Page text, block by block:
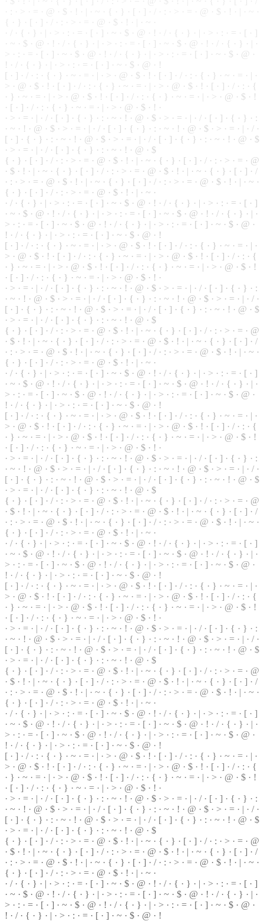
{ · } · [ · ] · / · : · > · = · @ · $ · ! · | · ~ ·
· / · { · } · | · > · : ·
· [ · ] · ~ · $ · @ · ! · / · { · } · | · > · : · = · [ · ]
· ~ · $ · @ · ! · / · { · } · | · > · : · = · [ · ] · ~ · $ · @ · ! · / · { · } · | ·
> · : · = · [ · ] · ~ · $ · @ · ! · / · { · } · | · > · : · = · [ · ] · ~ · $ · @ ·
! ·
· { · } · | · > · : · = · [ · ] · ~ · $ · @ · !
[ · ] · / · : · { · } · ~ · = · | · > · @ · $ · ! · [ · ] · / · : · { · } · ~ · = · | ·
> · @ · $ · ! · [ · ] · / · : · { · } · ~ · = · | · > · @ · $ · ! · [ · ] · / · : · {
· } · ~ · = · | · > · @ · $ · ! · [ · ] · / · : · { · } · ~ · = · | · > · @ · $ · !
· [ · ] · / · : · { · } · ~ · = · | · > · @ · $ · ! ·
· > · = · | · / · [ · ] · { · } · : · ~ · ! · @ · $ · > · = · | · / · [ · ] · { · } · :
· ~ · ! · @ · $ · > · = · | · / · [ · ] · { · } · : · ~ · ! · @ · $ · > · = · | · / ·
[ · ] · { · } · : · ~ · ! · @ · $ · > · = · | · / · [ · ] · { · } · : · ~ · ! · @ · $
· > · = · | · / · [ · ] · { · } · : · ~ · ! · @ · $
{ · } · [ · ] · / · : · > · = · @ · $ · ! · | · ~ · { · } · [ · ] · / · : · > · = · @
· $ · ! · | · ~ · { · } · [ · ] · / · : · > · = · @ · $ · ! · | · ~ · { · } · [ · ] · /
· : · > · = · @ · $ · ! · | · ~ · { · } · [ · ] · / · : · > · = · @ · $ · ! · | · ~ ·
{ · } · [ · ] · / · : · > · = · @ · $ · ! · | · ~ ·
· / · { · } · | · > · : · = · [ · ] · ~ · $ · @ · ! · / · { · } · | · > · : · = · [ · ]
· ~ · $ · @ · ! · / · { · } · | · > · : · = · [ · ] · ~ · $ · @ · ! · / · { · } · | ·
> · : · = · [ · ] · ~ · $ · @ · ! · / · { · } · | · > · : · = · [ · ] · ~ · $ · @ ·
! · / · { · } · | · > · : · = · [ · ] · ~ · $ · @ · !
[ · ] · / · : · { · } · ~ · = · | · > · @ · $ · ! · [ · ] · / · : · { · } · ~ · = · | ·
> · @ · $ · ! · [ · ] · / · : · { · } · ~ · = · | · > · @ · $ · ! · [ · ] · / · : · {
· } · ~ · = · | · > · @ · $ · ! · [ · ] · / · : · { · } · ~ · = · | · > · @ · $ · !
· [ · ] · / · : · { · } · ~ · = · | · > · @ · $ · ! ·
· > · = · | · / · [ · ] · { · } · : · ~ · ! · @ · $ · > · = · | · / · [ · ] · { · } · :
· ~ · ! · @ · $ · > · = · | · / · [ · ] · { · } · : · ~ · ! · @ · $ · > · = · | · / ·
[ · ] · { · } · : · ~ · ! · @ · $ · > · = · | · / · [ · ] · { · } · : · ~ · ! · @ · $
· > · = · | · / · [ · ] · { · } · : · ~ · ! · @ · $
{ · } · [ · ] · / · : · > · = · @ · $ · ! · | · ~ · { · } · [ · ] · / · : · > · = · @
· $ · ! · | · ~ · { · } · [ · ] · / · : · > · = · @ · $ · ! · | · ~ · { · } · [ · ] · /
· : · > · = · @ · $ · ! · | · ~ · { · } · [ · ] · / · : · > · = · @ · $ · ! · | · ~ ·
{ · } · [ · ] · / · : · > · = · @ · $ · ! · | · ~ ·
· / · { · } · | · > · : · = · [ · ] · ~ · $ · @ · ! · / · { · } · | · > · : · = · [ · ]
· ~ · $ · @ · ! · / · { · } · | · > · : · = · [ · ] · ~ · $ · @ · ! · / · { · } · | ·
> · : · = · [ · ] · ~ · $ · @ · ! · / · { · } · | · > · : · = · [ · ] · ~ · $ · @ ·
! · / · { · } · | · > · : · = · [ · ] · ~ · $ · @ · !
[ · ] · / · : · { · } · ~ · = · | · > · @ · $ · ! · [ · ] · / · : · { · } · ~ · = · | ·
> · @ · $ · ! · [ · ] · / · : · { · } · ~ · = · | · > · @ · $ · ! · [ · ] · / · : · {
· } · ~ · = · | · > · @ · $ · ! · [ · ] · / · : · { · } · ~ · = · | · > · @ · $ · !
· [ · ] · / · : · { · } · ~ · = · | · > · @ · $ · ! ·
· > · = · | · / · [ · ] · { · } · : · ~ · ! · @ · $ · > · = · | · / · [ · ] · { · } · :
· ~ · ! · @ · $ · > · = · | · /· [ · ] · { · } · : · ~ · ! · @ · $ · > · = · | · / ·
[ · ] · { · } · : · ~ · ! · @ · $ · > · = · | · / · [ · ] · { · } · : · ~ · ! · @ · $
· > · = · | · /· [ · ] · { · } · : · ~ · ! · @ · $
{ · } · [ · ] · / · : · > · = · @ · $ · ! · | · ~ · { · } · [ · ] · / · : · > · = · @
· $ · ! · | · ~ · { · } · [ · ] · / · : · > · = · @ · $ · ! · | · ~ · { · } · [ · ] · /
· : · > · = · @ · $ · ! · | · ~ · { · } · [ · ] · / · : · > · = · @ · $ · ! · | · ~ ·
{ · } · [ · ] · /· : · > · = · @ · $ · ! · | · ~ ·
· / · { · } · | · > · : · = · [ · ] · ~ · $ · @ · ! · / · { · } · | · > · : · = · [ · ]
· ~ · $ · @ · ! · / · { · } · | · > · : · = · [ · ] · ~ · $ · @ · ! · /· { · } · | ·
> · : · = · [ · ] · ~ · $ · @ · ! · / · { · } · | · > · : · = · [ · ] · ~ · $ · @ ·
! · / · { · } · | · > · : · = · [ · ] · ~ · $ · @ · !
[ · ] · / · : · { · } · ~ · = · | · > · @ · $ · ! · [ · ] · / · : · { · } · ~ · = · | ·
> · @ · $ · ! · [ · ] · / · : · { · } · ~ · = · | · > · @ · $ · ! · [ · ] · / · : · {
· } · ~ · = · | · > · @ · $ · ! · [ · ] · / · : · { · } · ~ · = · | · > · @ · $ · !
· [ · ] · / · : · { · } · ~ · = · | · > · @ · $ · ! ·
· > · = · | · /· [ · ] · { · } · : · ~ · ! · @ · $ · > · = · | · / · [ · ] · { · } · :
· ~ · ! · @ · $ · > · = · | · / · [ · ] · { · } · : · ~ · ! · @ · $ · > · = · | · / ·
[ · ] · { · } · : · ~ · ! · @ · $ · > · = · | · / · [ · ] · { · } · : · ~ · ! · @ · $
· > · = · | · / · [ · ] · { · } · : · ~ · ! · @ · $
{ · } · [ · ] · / · : · > · = · @ · $ · ! · | · ~ · { · } · [ · ] · / · : · > · = · @
· $ · ! · | · ~ · { · } · [ · ] · / · : · > · = · @ · $ · ! · | · ~ · { · } · [ · ] · /
· : · > · = · @ · $ · ! · | · ~ · { · } · [ · ] · / · : · > · = · @ · $ · ! · | · ~ ·
{ · } · [ · ] · / · : · > · = · @ · $ · ! · | · ~ ·
· / · { · } · | · > · : · = · [ · ] · ~ · $ · @ · ! · / · { · } · | · > · : · = · [ · ]
· ~ · $ · @ · ! · / · { · } · | · > · : · = · [ · ] · ~ · $ · @ · ! · / · { · } · | ·
> · : · = · [ · ] · ~ · $ · @ · ! · / · { · } · | · > · : · = · [ · ] · ~ · $ · @ ·
! · / · { · } · | · > · : · = · [ · ] · ~ · $ · @ · !
[ · ] · / · : · { · } · ~ · = · | · > · @ · $ · ! · [ · ] · / · : · { · } · ~ · = · | ·
> · @ · $ · ! · [ · ] · / · : · { · } · ~ · = · | · > · @ · $ · ! · [ · ] · / · : · {
· } · ~ · = · | · > · @ · $ · ! · [ · ] · / · : · { · } · ~ · = · | · > · @ · $ · !
· [ · ] · / · : · { · } · ~ · = · | · > · @ · $ · ! ·
· > · = · | · / · [ · ] · { · } · : · ~ · ! · @ · $ · > · = · | · / · [ · ] · { · } · :
· ~ · ! · @ · $ · > · = · | · / · [ · ] · { · } · : · ~ · ! · @ · $ · > · = · | · / ·
[ · ] · { · } · : · ~ · ! · @ · $ · > · = · | · / · [ · ] · { · } · : · ~ · ! · @ · $
· > · = · | · / · [ · ] · { · } · : · ~ · ! · @ · $
{ · } · [ · ] · / · : · > · = · @ · $ · ! · | · ~ · { · } · [ · ] · / · : · > · = · @
· $ · ! · | · ~ · { · } · [ · ] · / · : · > · = · @ · $ · ! · | · ~ · { · } · [ · ] · /
· : · > · = · @ · $ · ! · | · ~ · { · } · [ · ] · /· : · > · = · @ · $ · ! · | · ~ ·
{ · } · [ · ] · / · : · > · = · @ · $ · ! · | · ~ ·
· / · { · } · | · > · : · = · [ · ] · ~ · $ · @ · ! · / · { · } · | · > · : · = · [ · ]
· ~ · $ · @ · ! · / · { · } · | · > · : · = · [ · ] · ~ · $ · @ · ! · /· { · } · | ·
> · : · = · [ · ] · ~ · $ · @ · ! · / · { · } · | · > · : · = · [ · ] · ~ · $ · @ ·
! · / · { · } · | · > · : · = · [ · ] · ~ · $ · @ · !